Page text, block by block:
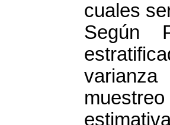
cuales
Según